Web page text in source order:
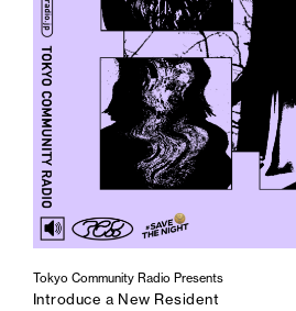
Tokyo Community Radio Presents
Introduce a New Resident